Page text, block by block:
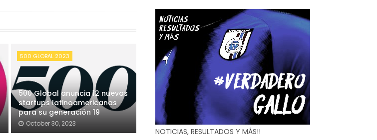
500 GLOBAL 2023
500 Global anuncia 12 nuevas
startups latinoamericanas
para su generación 19
October 30, 2023
NOTICIAS, RESULTADOS Y MÁS!!